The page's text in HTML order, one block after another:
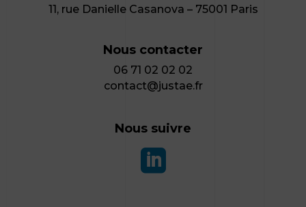
11, rue Danielle Casanova – 75001 Paris
Nous contacter
06 71 02 02 02
contact@justae.fr
Nous suivre
